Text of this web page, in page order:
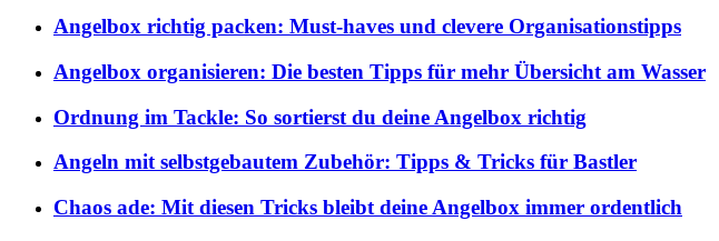
Angelbox richtig packen: Must-haves und clevere Organisationstipps
Angelbox organisieren: Die besten Tipps für mehr Übersicht am Wasser
Ordnung im Tackle: So sortierst du deine Angelbox richtig
Angeln mit selbstgebautem Zubehör: Tipps & Tricks für Bastler
Chaos ade: Mit diesen Tricks bleibt deine Angelbox immer ordentlich